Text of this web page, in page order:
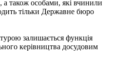
а також особами, які вчинили
тільки Державне бюро
залишається функція
керівництва досудовим